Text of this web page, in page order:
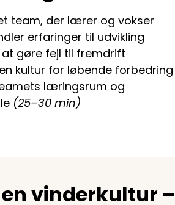
team, der lærer og vokser
erfaringer til udvikling
gøre fejl til fremdrift
kultur for løbende forbedring
læringsrum og
(25–30 min)
en vinderkultur –